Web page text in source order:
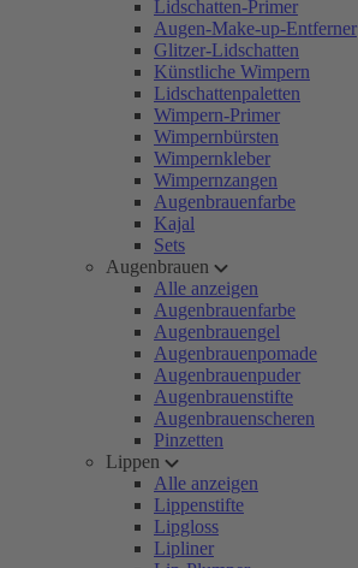
Lidschatten-Primer
Augen-Make-up-Entferner
Glitzer-Lidschatten
Künstliche Wimpern
Lidschattenpaletten
Wimpern-Primer
Wimpernbürsten
Wimpernkleber
Wimpernzangen
Augenbrauenfarbe
Kajal
Sets
Augenbrauen
Alle anzeigen
Augenbrauenfarbe
Augenbrauengel
Augenbrauenpomade
Augenbrauenpuder
Augenbrauenstifte
Augenbrauenscheren
Pinzetten
Lippen
Alle anzeigen
Lippenstifte
Lipgloss
Lipliner